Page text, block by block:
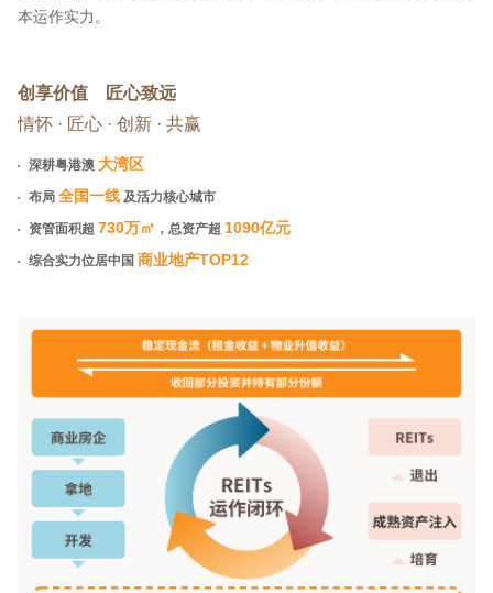
本运作实力。
创享价值 匠心致远
情怀 · 匠心 · 创新 · 共赢
深耕粤港澳 大湾区
布局 全国一线 及活力核心城市
资管面积超 730万㎡ ，总资产超 1090亿元
综合实力位居中国 商业地产TOP12